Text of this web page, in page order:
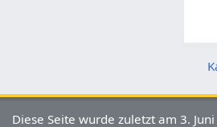
Diese Seite wurde zuletzt am 3.